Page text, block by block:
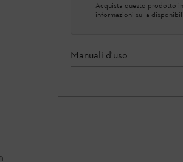
Acquista questo prodotto
informazioni sulla
Manuali d'uso